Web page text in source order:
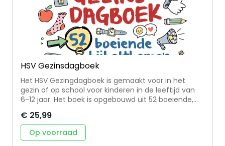
HSV Gezinsdagboek
Het HSV Gezingdagboek is gemaakt voor in het
gezin of op school voor kinderen in de leeftijd van
6-12 jaar. Het boek is opgebouwd uit 52 boeiende,
dieren, maar ook vergeving, wonderen en
vriendschap. Het is een dagboek bij de Herziene
Statenvertaling.
€ 25,99
Op voorraad